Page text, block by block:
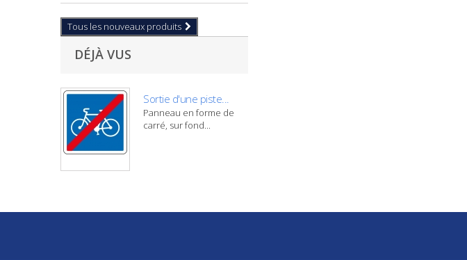
Tous les nouveaux produits
DÉJÀ VUS
Sortie d'une piste...
Panneau en forme de
carré, sur fond...